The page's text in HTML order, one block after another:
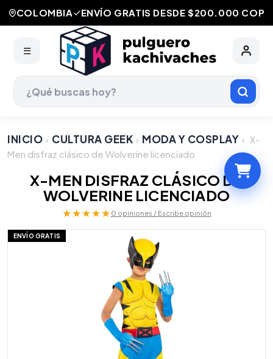
COLOMBIA ENVÍO GRATIS DESDE $200.000 COP
☰
INICIO › CULTURA GEEK › MODA Y COSPLAY › X-
Men disfraz clásico de Wolverine licenciado
X-MEN DISFRAZ CLÁSICO DE
WOLVERINE LICENCIADO
★★★★★ 0 opiniones / Escribe opinión
ENVÍO GRATIS